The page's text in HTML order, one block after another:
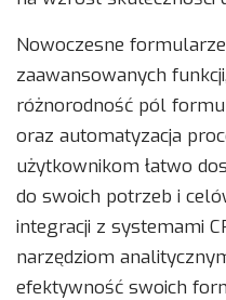
Nowoczesne
zaawansowanych
różnorodność pól
oraz automatyzacja
użytkownikom łatwo
do swoich potrzeb i
integracji z systemami
narzędziom
efektywność swoich